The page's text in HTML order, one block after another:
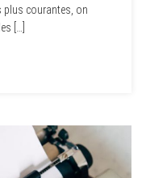
plus courantes, on
[…]